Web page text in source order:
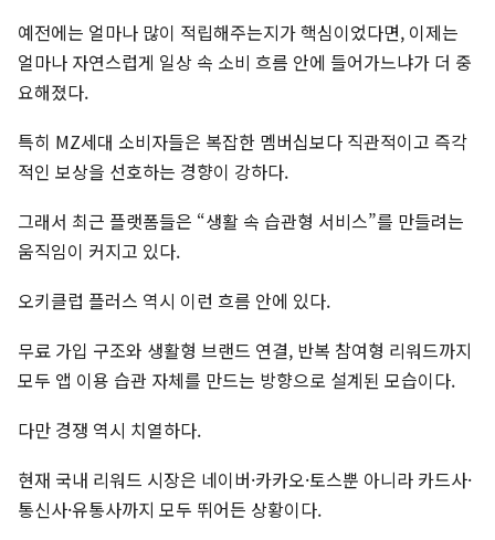
예전에는 얼마나 많이 적립해주는지가 핵심이었다면, 이제는
얼마나 자연스럽게 일상 속 소비 흐름 안에 들어가느냐가 더 중
요해졌다.
특히 MZ세대 소비자들은 복잡한 멤버십보다 직관적이고 즉각
적인 보상을 선호하는 경향이 강하다.
그래서 최근 플랫폼들은 “생활 속 습관형 서비스”를 만들려는
움직임이 커지고 있다.
오키클럽 플러스 역시 이런 흐름 안에 있다.
무료 가입 구조와 생활형 브랜드 연결, 반복 참여형 리워드까지
모두 앱 이용 습관 자체를 만드는 방향으로 설계된 모습이다.
다만 경쟁 역시 치열하다.
현재 국내 리워드 시장은 네이버·카카오·토스뿐 아니라 카드사·
통신사·유통사까지 모두 뛰어든 상황이다.